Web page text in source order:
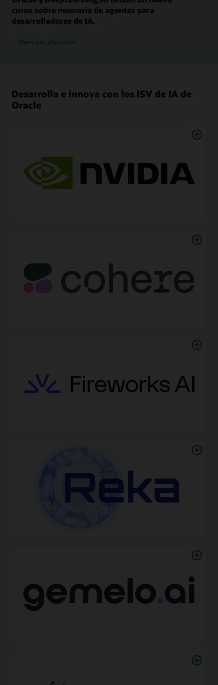
curso sobre memoria de agentes para
desarrolladores de IA.
Obtén más información
Desarrolla e innova con los ISV de IA de
Oracle